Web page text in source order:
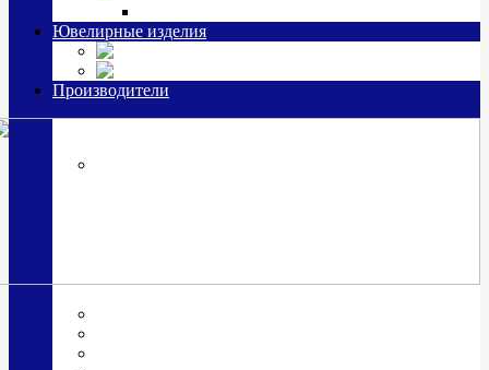
Ювелирные изделия
Производители